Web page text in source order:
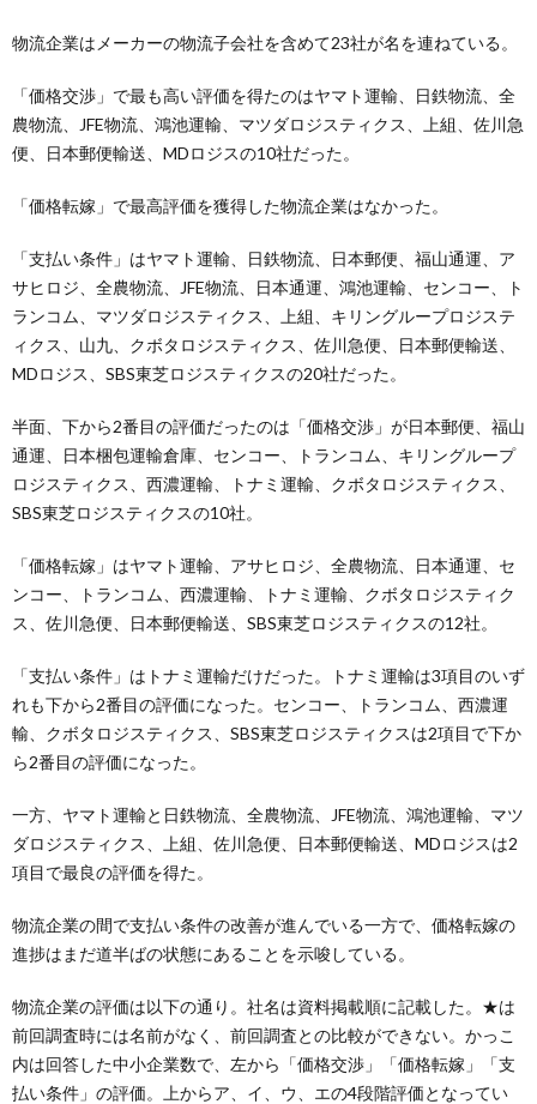
物流企業はメーカーの物流子会社を含めて23社が名を連ねている。
「価格交渉」で最も高い評価を得たのはヤマト運輸、日鉄物流、全
農物流、JFE物流、鴻池運輸、マツダロジスティクス、上組、佐川急
便、日本郵便輸送、MDロジスの10社だった。
「価格転嫁」で最高評価を獲得した物流企業はなかった。
「支払い条件」はヤマト運輸、日鉄物流、日本郵便、福山通運、ア
サヒロジ、全農物流、JFE物流、日本通運、鴻池運輸、センコー、ト
ランコム、マツダロジスティクス、上組、キリングループロジステ
ィクス、山九、クボタロジスティクス、佐川急便、日本郵便輸送、
MDロジス、SBS東芝ロジスティクスの20社だった。
半面、下から2番目の評価だったのは「価格交渉」が日本郵便、福山
通運、日本梱包運輸倉庫、センコー、トランコム、キリングループ
ロジスティクス、西濃運輸、トナミ運輸、クボタロジスティクス、
SBS東芝ロジスティクスの10社。
「価格転嫁」はヤマト運輸、アサヒロジ、全農物流、日本通運、セ
ンコー、トランコム、西濃運輸、トナミ運輸、クボタロジスティク
ス、佐川急便、日本郵便輸送、SBS東芝ロジスティクスの12社。
「支払い条件」はトナミ運輸だけだった。トナミ運輸は3項目のいず
れも下から2番目の評価になった。センコー、トランコム、西濃運
輸、クボタロジスティクス、SBS東芝ロジスティクスは2項目で下か
ら2番目の評価になった。
一方、ヤマト運輸と日鉄物流、全農物流、JFE物流、鴻池運輸、マツ
ダロジスティクス、上組、佐川急便、日本郵便輸送、MDロジスは2
項目で最良の評価を得た。
物流企業の間で支払い条件の改善が進んでいる一方で、価格転嫁の
進捗はまだ道半ばの状態にあることを示唆している。
物流企業の評価は以下の通り。社名は資料掲載順に記載した。★は
前回調査時には名前がなく、前回調査との比較ができない。かっこ
内は回答した中小企業数で、左から「価格交渉」「価格転嫁」「支
払い条件」の評価。上からア、イ、ウ、エの4段階評価となってい